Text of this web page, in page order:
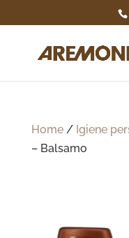
Home/ Igiene
– Balsamo